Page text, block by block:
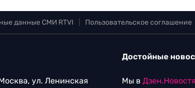
данные СМИ RTVI Пользовательское соглашение
ул. Ленинская
Достойные
Мы в